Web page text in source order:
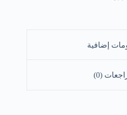
إضافية
(0)